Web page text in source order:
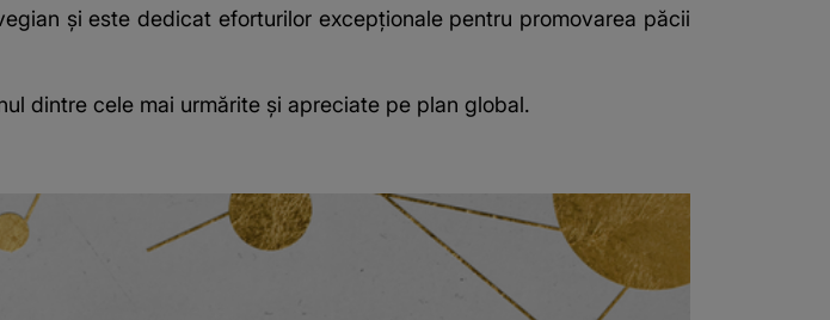
și este dedicat eforturilor excepționale pentru promovarea păcii
dintre cele mai urmărite și apreciate pe plan global.